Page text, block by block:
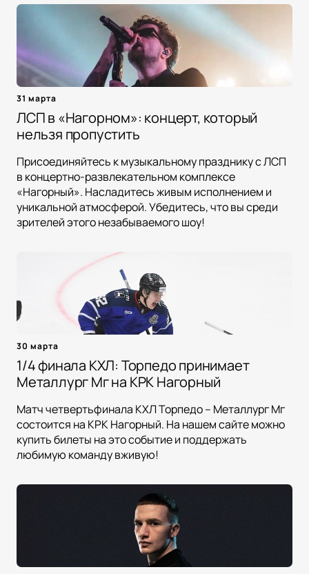
31 марта
ЛСП в «Нагорном»: концерт, который
нельзя пропустить
Присоединяйтесь к музыкальному празднику с ЛСП
в концертно-развлекательном комплексе
«Нагорный». Насладитесь живым исполнением и
уникальной атмосферой. Убедитесь, что вы среди
зрителей этого незабываемого шоу!
30 марта
1/4 финала КХЛ: Торпедо принимает
Металлург Мг на КРК Нагорный
Матч четвертьфинала КХЛ Торпедо – Металлург Мг
состоится на КРК Нагорный. На нашем сайте можно
купить билеты на это событие и поддержать
любимую команду вживую!